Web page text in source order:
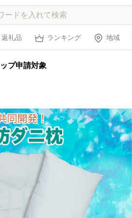
返礼品 ランキング 地域
プ申請対象